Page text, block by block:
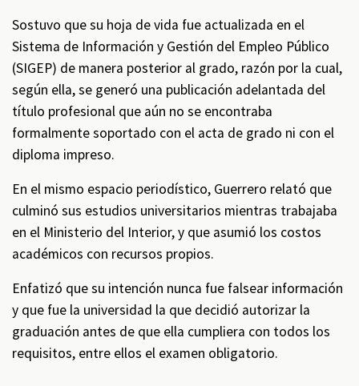
Sostuvo que su hoja de vida fue actualizada en el
Sistema de Información y Gestión del Empleo Público
(SIGEP) de manera posterior al grado, razón por la cual,
según ella, se generó una publicación adelantada del
título profesional que aún no se encontraba
formalmente soportado con el acta de grado ni con el
diploma impreso.
En el mismo espacio periodístico, Guerrero relató que
culminó sus estudios universitarios mientras trabajaba
en el Ministerio del Interior, y que asumió los costos
académicos con recursos propios.
Enfatizó que su intención nunca fue falsear información
y que fue la universidad la que decidió autorizar la
graduación antes de que ella cumpliera con todos los
requisitos, entre ellos el examen obligatorio.